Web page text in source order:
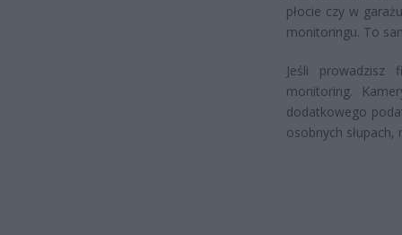
płocie czy w
monitoringu. To
Jeśli
monitoring.
dodatkowego
osobnych